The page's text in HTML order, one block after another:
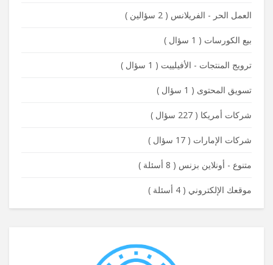
العمل الحر - الفريلانس ( 2 سؤالين )
بيع الكورسات ( 1 سؤال )
ترويج المنتجات - الأفيلييت ( 1 سؤال )
تسويق المحتوى ( 1 سؤال )
شركات أمريكا ( 227 سؤال )
شركات الإمارات ( 17 سؤال )
متنوع - أونلاين بزنس ( 8 أسئلة )
موقعك الإلكتروني ( 4 أسئلة )